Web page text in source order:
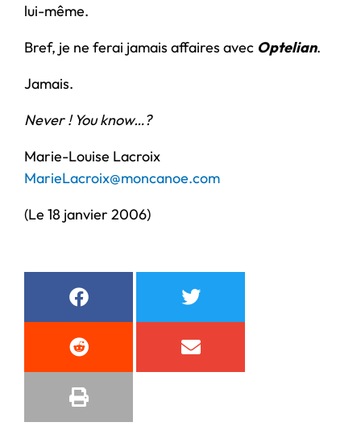
lui-même.
Bref, je ne ferai jamais affaires avec Optelian.
Jamais.
Never ! You know…?
Marie-Louise Lacroix
MarieLacroix@moncanoe.com
(Le 18 janvier 2006)